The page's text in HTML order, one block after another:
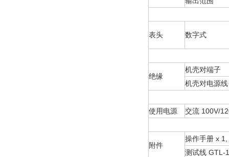
表头 数字式
绝缘
机壳对端子
机壳对电源线
使用电源 交流 100V/
附件
操作手册 x
测试线 GTL-